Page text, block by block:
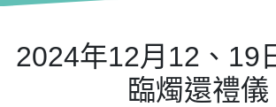
2024年12月12、19
臨燭還禮儀